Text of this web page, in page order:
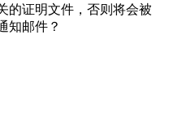
的证明文件，否则将会被
知邮件？